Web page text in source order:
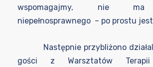
wspomagajmy, nie ma
niepełnosprawnego – po prostu jest
Następnie przybliżono
gości z Warsztatów Terapii